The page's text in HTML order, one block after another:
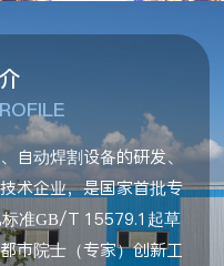
自动焊割设备的研发、
术企业，是国家首批专
准GB/T 15579.1起草
市院士（专家）创新工